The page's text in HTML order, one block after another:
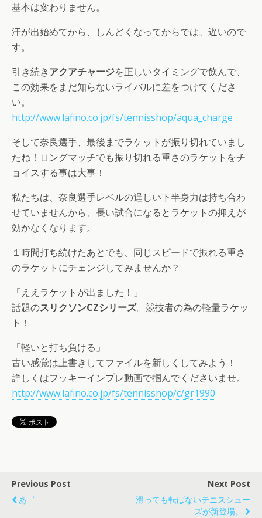
基本は変わりません。
汗が出始めてから、しんどくなってからでは、遅いので
す。
引き続きアクアチャージを正しいタイミングで飲んで、
この効果をまだ知らないライバルに差をつけてくださ
い。
http://www.lafino.co.jp/fs/tennisshop/aqua_charge
そして奈良選手、最後までラケットが振り切れていまし
たね！ロングマッチでも振り切れる重さのラケットをチ
ョイスする事は大事！
私たちは、奈良選手レベルの逞しい下半身力は持ち合わ
せていませんから、長い試合になるとラケットの抑えが
効かなくなります。
１時間打ち続けたあとでも、同じスピードで振れる重さ
のラケットにチェンジしてみませんか？
「ええラケットが出ました！」
話題のスリクソンCZシリーズ。競技者の為の軽量ラケッ
ト！
「軽いと打ち負ける」
古い感覚は上書きしてファイルを新しくしてみよう！
詳しくはフッキーインプレ動画で掴んでくださいませ。
http://www.lafino.co.jp/fs/tennisshop/c/gr1990
Previous Post
あ゛
Next Post
滑っても転ばないテニスシュー
ズが新登場。